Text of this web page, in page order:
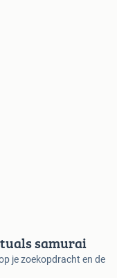
samurai
je zoekopdracht en de